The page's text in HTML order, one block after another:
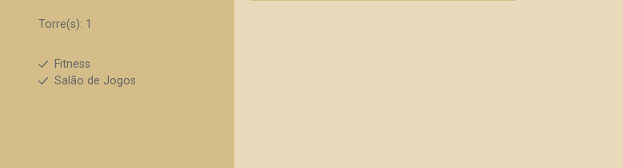
Torre(s): 1
Fitness
Salão de Jogos